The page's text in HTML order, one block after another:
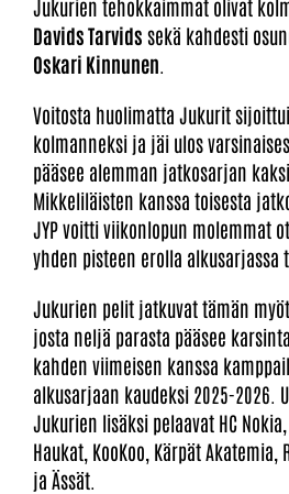
Jukurien tehokkaimmat olivat
Davids Tarvids sekä kahdesti
Oskari Kinnunen
Voitosta huolimatta Jukurit
kolmanneksi ja jäi ulos
pääsee alemman jatkosarjan
Mikkeliläisten kanssa toisesta
JYP voitti viikonlopun molemmat
yhden pisteen erolla alkusarjassa
Jukurien pelit jatkuvat tämän
josta neljä parasta pääsee
kahden viimeisen kanssa
alkusarjaan kaudeksi 2025-2026.
Jukurien lisäksi pelaavat HC Nokia,
Haukat, KooKoo, Kärpät Akatemia,
ja Ässät.